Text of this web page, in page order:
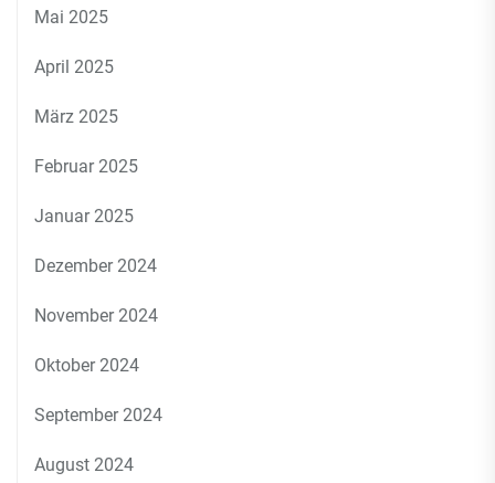
Mai 2025
April 2025
März 2025
Februar 2025
Januar 2025
Dezember 2024
November 2024
Oktober 2024
September 2024
August 2024